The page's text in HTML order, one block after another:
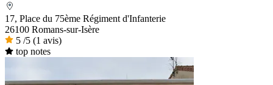
17, Place du 75ème Régiment d'Infanterie
26100 Romans-sur-Isère
5 /5 (1 avis)
top notes